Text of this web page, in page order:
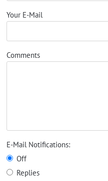
Your E-Mail
Comments
E-Mail Notifications:
Off
Replies